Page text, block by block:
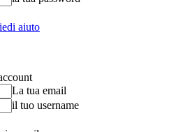
aiuto
La tua email
il tuo username